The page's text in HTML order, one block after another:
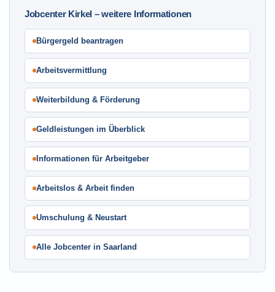
Jobcenter Kirkel – weitere Informationen
Bürgergeld beantragen
Arbeitsvermittlung
Weiterbildung & Förderung
Geldleistungen im Überblick
Informationen für Arbeitgeber
Arbeitslos & Arbeit finden
Umschulung & Neustart
Alle Jobcenter in Saarland